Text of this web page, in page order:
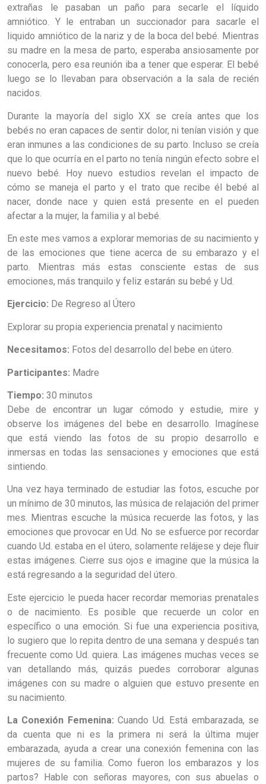
extrañas le pasaban un paño para secarle el líquido
amniótico. Y le entraban un succionador para sacarle el
liquido amniótico de la nariz y de la boca del bebé. Mientras
su madre en la mesa de parto, esperaba ansiosamente por
conocerla, pero esa reunión iba a tener que esperar. El bebé
luego se lo llevaban para observación a la sala de recién
nacidos.
Durante la mayoría del siglo XX se creía antes que los
bebés no eran capaces de sentir dolor, ni tenían visión y que
eran inmunes a las condiciones de su parto. Incluso se creía
que lo que ocurría en el parto no tenía ningún efecto sobre el
nuevo bebé. Hoy nuevo estudios revelan el impacto de
cómo se maneja el parto y el trato que recibe él bebé al
nacer, donde nace y quien está presente en el pueden
afectar a la mujer, la familia y al bebé.
En este mes vamos a explorar memorias de su nacimiento y
de las emociones que tiene acerca de su embarazo y el
parto. Mientras más estas consciente estas de sus
emociones, más tranquilo y feliz estarán su bebé y Ud.
Ejercicio: De Regreso al Útero
Explorar su propia experiencia prenatal y nacimiento
Necesitamos: Fotos del desarrollo del bebe en útero.
Participantes: Madre
Tiempo: 30 minutos
Debe de encontrar un lugar cómodo y estudie, mire y
observe los imágenes del bebe en desarrollo. Imagínese
que está viendo las fotos de su propio desarrollo e
inmersas en todas las sensaciones y emociones que está
sintiendo.
Una vez haya terminado de estudiar las fotos, escuche por
un mínimo de 30 minutos, las música de relajación del primer
mes. Mientras escuche la música recuerde las fotos, y las
emociones que provocar en Ud. No se esfuerce por recordar
cuando Ud. estaba en el útero, solamente relájese y deje fluir
estas imágenes. Cierre sus ojos e imagine que la música la
está regresando a la seguridad del útero.
Este ejercicio le pueda hacer recordar memorias prenatales
o de nacimiento. Es posible que recuerde un color en
específico o una emoción. Si fue una experiencia positiva,
lo sugiero que lo repita dentro de una semana y después tan
frecuente como Ud. quiera. Las imágenes muchas veces se
van detallando más, quizás puedes corroborar algunas
imágenes con su madre o alguien que estuvo presente en
su nacimiento.
La Conexión Femenina:Cuando Ud. Está embarazada, se
da cuenta que ni es la primera ni será la última mujer
embarazada, ayuda a crear una conexión femenina con las
mujeres de su familia. Como fueron los embarazos y los
partos? Hable con señoras mayores, con sus abuelas o